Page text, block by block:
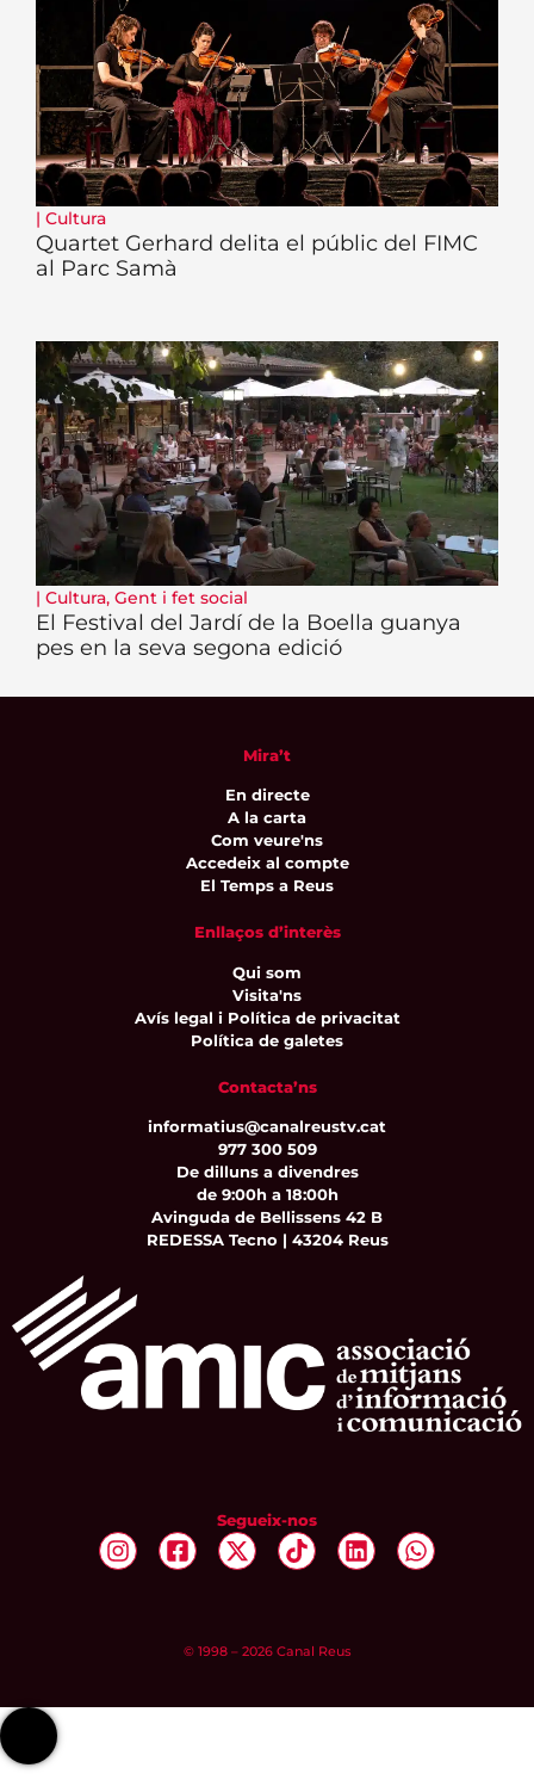
| Cultura
Quartet Gerhard delita el públic del FIMC
al Parc Samà
| Cultura, Gent i fet social
El Festival del Jardí de la Boella guanya
pes en la seva segona edició
Mira’t
En directe
A la carta
Com veure'ns
Accedeix al compte
El Temps a Reus
Enllaços d’interès
Qui som
Visita'ns
Avís legal i Política de privacitat
Política de galetes
Contacta’ns
informatius@canalreustv.cat
977 300 509
De dilluns a divendres
de 9:00h a 18:00h
Avinguda de Bellissens 42 B
REDESSA Tecno | 43204 Reus
Segueix-nos
© 1998 – 2026 Canal Reus
linkedIn